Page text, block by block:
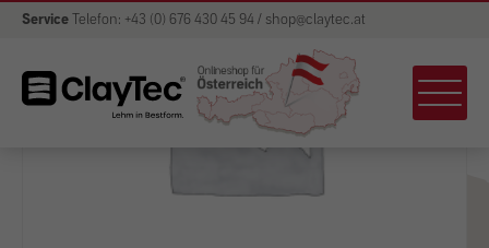
Service Telefon: +43 (0) 676 430 45 94 / shop@claytec.at